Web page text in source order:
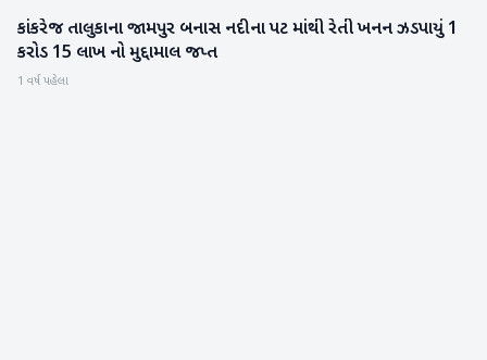
બનાસકાંઠા
કાંકરેજ તાલુકાના જામપુર બનાસ નદીના પટ માંથી રેતી ખનન ઝડપાયું 1
કરોડ 15 લાખ નો મુદ્દામાલ જપ્ત
1 વર્ષ પહેલા